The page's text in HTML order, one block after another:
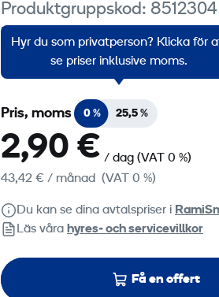
Produktgruppskod: 8512304
H07RN-F 3G2,5 20 m lång
gummikabel och med 2-delat
Hyr du som privatperson? Klicka för
se priser inklusive moms.
Pris, moms 0 % 25,5 %
2,90 € / dag (VAT 0 %)
43,42 € / månad (VAT 0 %)
Du kan se dina avtalspriser i
Läs våra hyres‑ och servicevillkor
Få en offert